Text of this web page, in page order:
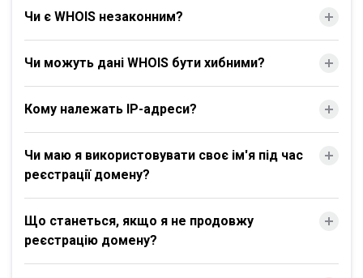
Чи є WHOIS незаконним?
Чи можуть дані WHOIS бути хибними?
Кому належать IP-адреси?
Чи маю я використовувати своє ім'я під час
реєстрації домену?
Що станеться, якщо я не продовжу
реєстрацію домену?